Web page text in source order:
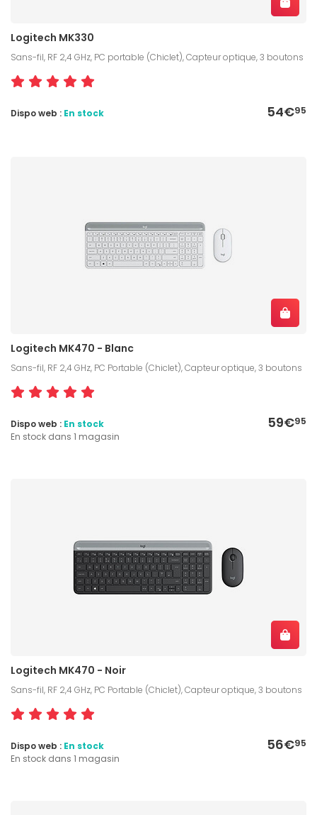
Logitech MK330
Sans-fil, RF 2,4 GHz, PC portable (Chiclet), Capteur optique, 3 boutons
54€95
Dispo web : En stock
Logitech MK470 - Blanc
Sans-fil, RF 2,4 GHz, PC Portable (Chiclet), Capteur optique, 3 boutons
59€95
Dispo web : En stock
En stock dans 1 magasin
Logitech MK470 - Noir
Sans-fil, RF 2,4 GHz, PC Portable (Chiclet), Capteur optique, 3 boutons
56€95
Dispo web : En stock
En stock dans 1 magasin